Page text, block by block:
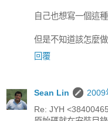
自己也想寫一個這
但是不知道該怎麼做
回覆
Sean Lin
2009
Re: JYH